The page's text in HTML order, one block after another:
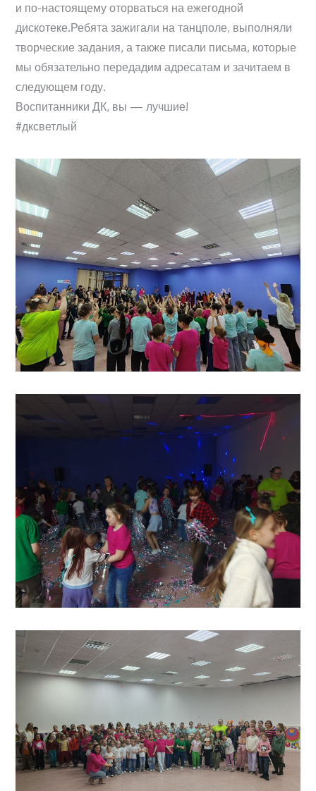
и по-настоящему оторваться на ежегодной
дискотеке.Ребята зажигали на танцполе, выполняли
творческие задания, а также писали письма, которые
мы обязательно передадим адресатам и зачитаем в
следующем году.
Воспитанники ДК, вы — лучшие!
#дксветлый